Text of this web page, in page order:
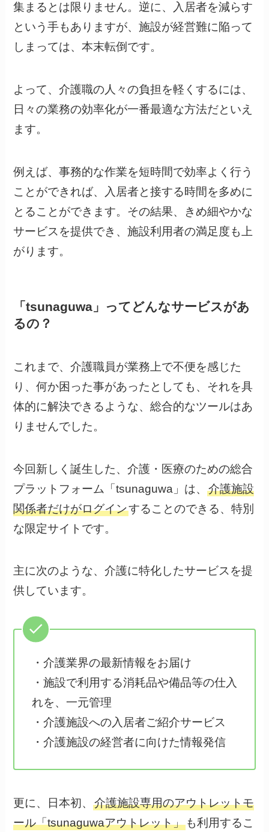
集まるとは限りません。逆に、入居者を減らす
という手もありますが、施設が経営難に陥って
しまっては、本末転倒です。
よって、介護職の人々の負担を軽くするには、
日々の業務の効率化が一番最適な方法だといえ
ます。
例えば、事務的な作業を短時間で効率よく行う
ことができれば、入居者と接する時間を多めに
とることができます。その結果、きめ細やかな
サービスを提供でき、施設利用者の満足度も上
がります。
「tsunaguwa」ってどんなサービスがあ
るの？
これまで、介護職員が業務上で不便を感じた
り、何か困った事があったとしても、それを具
体的に解決できるような、総合的なツールはあ
りませんでした。
今回新しく誕生した、介護・医療のための総合
プラットフォーム「tsunaguwa」は、介護施設
関係者だけがログインすることのできる、特別
な限定サイトです。
主に次のような、介護に特化したサービスを提
供しています。
・介護業界の最新情報をお届け
・施設で利用する消耗品や備品等の仕入
れを、一元管理
・介護施設への入居者ご紹介サービス
・介護施設の経営者に向けた情報発信
更に、日本初、介護施設専用のアウトレットモ
ール「tsunaguwaアウトレット」 も利用するこ